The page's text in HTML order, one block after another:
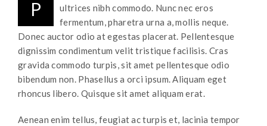
P
ultrices nibh commodo. Nunc nec eros
fermentum, pharetra urna a, mollis neque.
Donec auctor odio at egestas placerat. Pellentesque
dignissim condimentum velit tristique facilisis. Cras
gravida commodo turpis, sit amet pellentesque odio
bibendum non. Phasellus a orci ipsum. Aliquam eget
rhoncus libero. Quisque sit amet aliquam erat.
Aenean enim tellus, feugiat ac turpis et, lacinia tempor